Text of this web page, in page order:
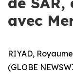
avec
RIYAD,
(GLOBE